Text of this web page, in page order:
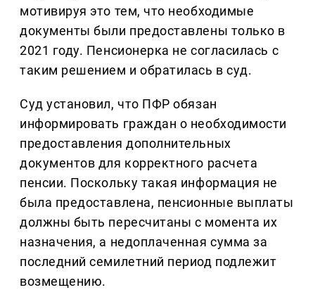
мотивируя это тем, что необходимые
документы были предоставлены только в
2021 году. Пенсионерка не согласилась с
таким решением и обратилась в суд.
Суд установил, что ПФР обязан
информировать граждан о необходимости
предоставления дополнительных
документов для корректного расчета
пенсии. Поскольку такая информация не
была предоставлена, пенсионные выплаты
должны быть пересчитаны с момента их
назначения, а недоплаченная сумма за
последний семилетний период подлежит
возмещению.